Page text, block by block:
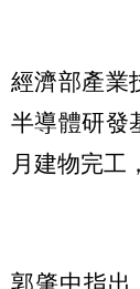
經濟部產業
半導體研發
月建物完工
郭肇中指出